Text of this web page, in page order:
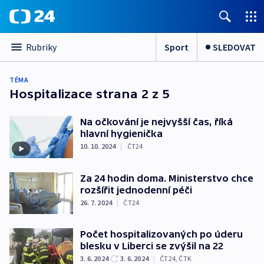
Rubriky Sport SLEDOVAT
TÉMA
Hospitalizace strana 2 z 5
Na očkování je nejvyšší čas, říká
hlavní hygienička
10. 10. 2024 | ČT24
Za 24 hodin doma. Ministerstvo chce
rozšířit jednodenní péči
26. 7. 2024 | ČT24
Počet hospitalizovaných po úderu
blesku v Liberci se zvýšil na 22
3. 6. 2024 3. 6. 2024 | ČT24, ČTK